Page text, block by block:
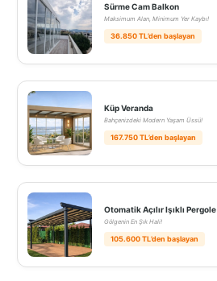
Sürme Cam Balkon
Maksimum Alan, Minimum Yer Kaybı!
36.850 TL’den başlayan
Küp Veranda
Bahçenizdeki Modern Yaşam Üssü!
167.750 TL’den başlayan
Otomatik Açılır Işıklı Pergole
Gölgenin En Şık Hali!
105.600 TL’den başlayan